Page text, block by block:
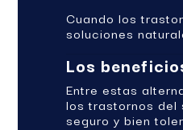
Cuando los
soluciones
Los
Entre estas
los trastornos del
seguro y bien